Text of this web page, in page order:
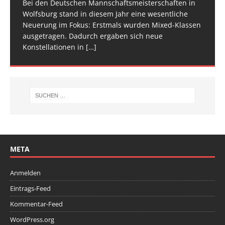
Bei den Deutschen Mannschaftsmeisterschaften in
Wolfsburg stand in diesem Jahr eine wesentliche
Neuerung im Fokus: Erstmals wurden Mixed-Klassen
ausgetragen. Dadurch ergaben sich neue
Konstellationen in […]
[…]
[…]
Am vergangenen Wochenende traf sich die deutsche
Spitze im Trampolinturnen in Biberach an der Riß
(Baden-Württemberg) zu einem hochkarätigen
Wettkampfwochenende: Am Samstag standen die
Deutschen[…]
META
Anmelden
Eintrags-Feed
Kommentar-Feed
WordPress.org